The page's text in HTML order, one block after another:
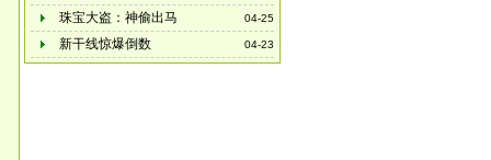
04-25
珠宝大盗：神偷出马
04-23
新干线惊爆倒数